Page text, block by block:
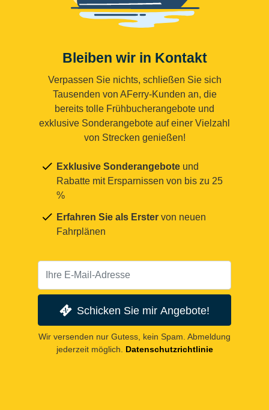
Bleiben wir in Kontakt
Verpassen Sie nichts, schließen Sie sich
Tausenden von AFerry-Kunden an, die
bereits tolle Frühbucherangebote und
exklusive Sonderangebote auf einer Vielzahl
von Strecken genießen!
Exklusive Sonderangebote und
Rabatte mit Ersparnissen von bis zu 25
%
Erfahren Sie als Erster von neuen
Fahrplänen
Schicken Sie mir Angebote!
Wir versenden nur Gutess, kein Spam. Abmeldung
jederzeit möglich.
Datenschutzrichtlinie